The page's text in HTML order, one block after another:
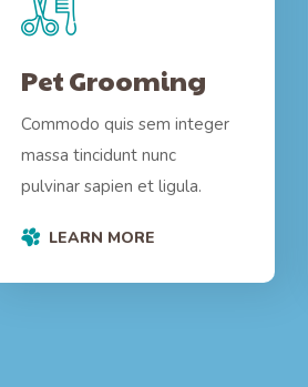
Pet Grooming
Commodo quis sem integer
massa tincidunt nunc
pulvinar sapien et ligula.
LEARN MORE